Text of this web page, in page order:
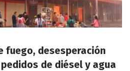
fuego, desesperación
de diésel y agua